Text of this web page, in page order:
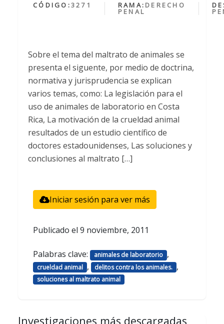
CÓDIGO:3271 RAMA: DERECHO
PENAL
Sobre el tema del maltrato de animales se
presenta el siguente, por medio de doctrina,
normativa y jurisprudencia se explican
varios temas, como: La legislación para el
uso de animales de laboratorio en Costa
Rica, La motivación de la crueldad animal
resultados de un estudio científico de
doctores estadounidenses, Las soluciones y
conclusiones al maltrato […]
Iniciar sesión para ver más
Publicado el 9 noviembre, 2011
Palabras clave: animales de laboratorio ,
crueldad animal , delitos contra los animales. ,
soluciones al maltrato animal
Investigaciones más descargadas